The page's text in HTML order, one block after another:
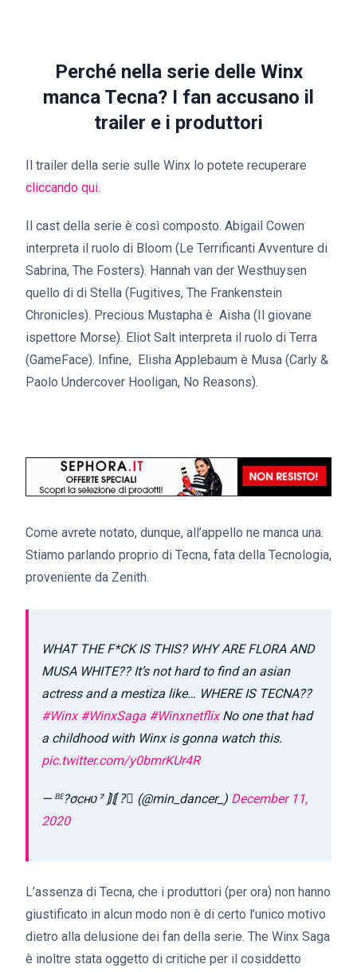
Perché nella serie delle Winx
manca Tecna? I fan accusano il
trailer e i produttori
Il trailer della serie sulle Winx lo potete recuperare
cliccando qui.
Il cast della serie è così composto. Abigail Cowen
interpreta il ruolo di Bloom (Le Terrificanti Avventure di
Sabrina, The Fosters). Hannah van der Westhuysen
quello di di Stella (Fugitives, The Frankenstein
Chronicles). Precious Mustapha è Aisha (Il giovane
ispettore Morse). Eliot Salt interpreta il ruolo di Terra
(GameFace). Infine, Elisha Applebaum è Musa (Carly &
Paolo Undercover Hooligan, No Reasons).
Come avrete notato, dunque, all’appello ne manca una.
Stiamo parlando proprio di Tecna, fata della Tecnologia,
proveniente da Zenith.
WHAT THE F*CK IS THIS? WHY ARE FLORA AND
MUSA WHITE?? It’s not hard to find an asian
actress and a mestiza like… WHERE IS TECNA??
#Winx #WinxSaga #WinxnetflixNo one that had
a childhood with Winx is gonna watch this.
pic.twitter.com/y0bmrKUr4R
— ᴮᴱ?σcнʋ⁷ ⟭⟬ ?️‍⚧️ (@min_dancer_) December 11,
2020
L’assenza di Tecna, che i produttori (per ora) non hanno
giustificato in alcun modo non è di certo l’unico motivo
dietro alla delusione dei fan della serie. The Winx Saga
è inoltre stata oggetto di critiche per il cosiddetto